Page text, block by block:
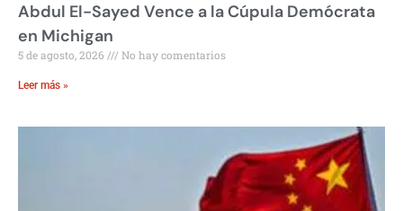
Abdul El-Sayed Vence a la Cúpula Demócrata
en Michigan
5 de agosto, 2026 No hay comentarios
Leer más »